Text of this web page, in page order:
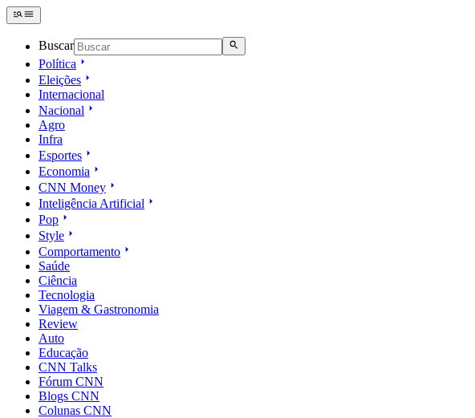
Buscar
Política
Eleições
Internacional
Nacional
Agro
Infra
Esportes
Economia
CNN Money
Inteligência Artificial
Pop
Style
Comportamento
Saúde
Ciência
Tecnologia
Viagem & Gastronomia
Review
Auto
Educação
CNN Talks
Fórum CNN
Blogs CNN
Colunas CNN